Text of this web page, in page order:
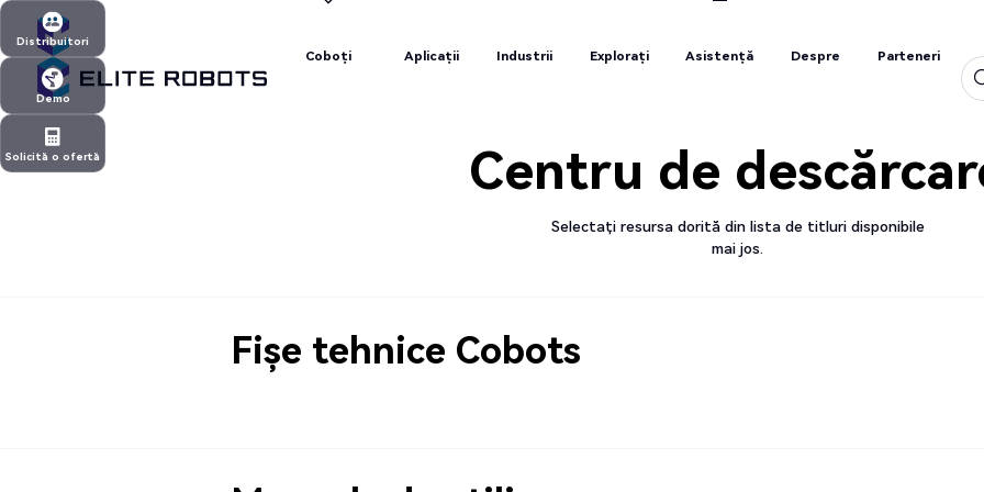
Distribuitori
Distribuitori
Demo
Demo
Solicită o ofertă
Coboți
Aplicații
Industrii
Explorați
Asistență
Despre
Parteneri
Centru de
Selectați resursa dorită din lista de titluri disponibile
mai jos.
Fișe tehnice Cobots